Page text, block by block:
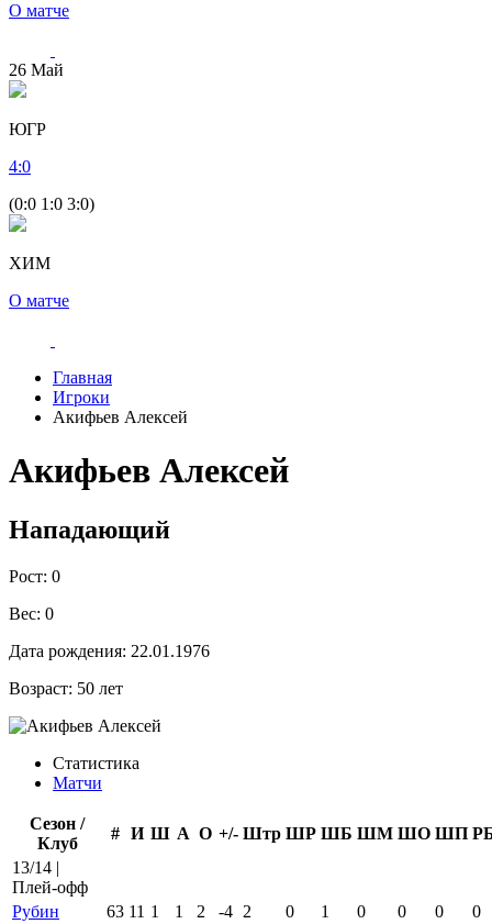
О матче
26 Май
ЮГР
4:0
(0:0 1:0 3:0)
ХИМ
О матче
Главная
Игроки
Акифьев Алексей
Акифьев Алексей
Нападающий
Рост: 0
Вес: 0
Дата рождения: 22.01.1976
Возраст: 50 лет
Статистика
Матчи
Сезон /
Клуб
# И Ш А О +/- Штр ШР ШБ ШМ ШО ШП
13/14 |
Плей-офф
Рубин
63 11 1 1 2 -4 2 0 1 0 0 0
0